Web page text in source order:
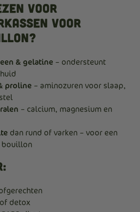
voor
voor
& gelatine – ondersteunt
proline – aminozuren voor slaap,
– calcium, magnesium en
dan rund of varken – voor een
bouillon
detox